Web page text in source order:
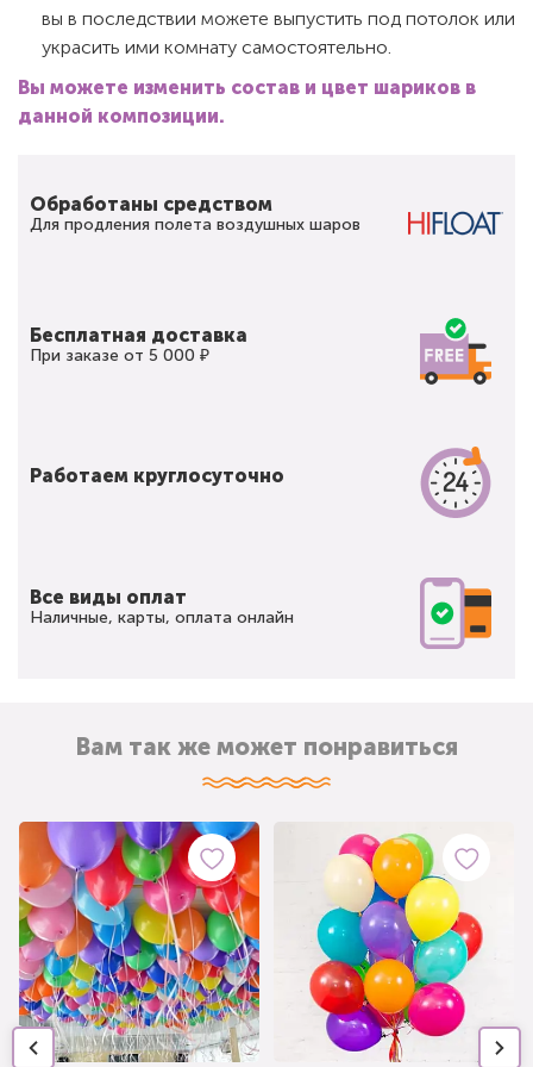
вы в последствии можете выпустить под потолок или
украсить ими комнату самостоятельно.
Вы можете изменить состав и цвет шариков в
данной композиции.
Обработаны средством
Для продления полета воздушных шаров
Бесплатная доставка
При заказе от 5 000 ₽
Работаем круглосуточно
Все виды оплат
Наличные, карты, оплата онлайн
Вам так же может понравиться